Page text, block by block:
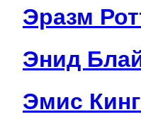
Эразм
Энид
Эмис